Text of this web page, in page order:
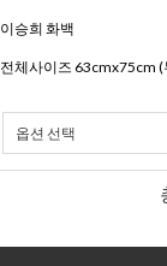
이승희 화백
전체사이즈 63cmx75cm